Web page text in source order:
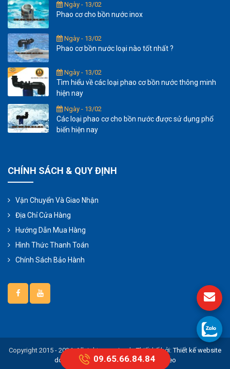
Ngày - 13/02
Phao cơ cho bồn nước inox
Ngày - 13/02
Phao cơ bồn nước loại nào tốt nhất ?
Ngày - 13/02
Tìm hiểu về các loại phao cơ bồn nước thông minh
hiện nay
Ngày - 13/02
Các loại phao cơ cho bồn nước được sử dụng phổ
biến hiện nay
CHÍNH SÁCH & QUY ĐỊNH
Vận Chuyển Và Giao Nhận
Địa Chỉ Cửa Hàng
Hướng Dẫn Mua Hàng
Hình Thức Thanh Toán
Chính Sách Bảo Hành
Copyright 2015 - 2024, All right reserviced - Thiết kế bởi:Thiết kế website
doanh nghiệp thiết kế website chuẩn seo
09.65.66.84.84